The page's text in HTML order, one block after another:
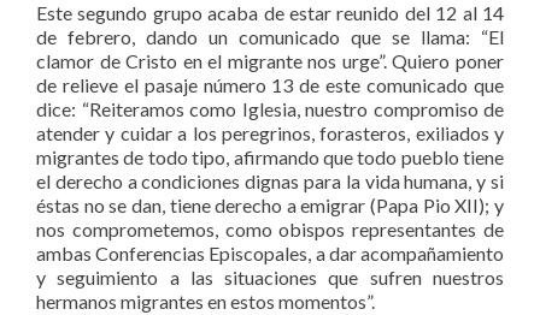
Este segundo grupo acaba de estar reunido del 12 al 14
de febrero, dando un comunicado que se llama: “El
clamor de Cristo en el migrante nos urge”. Quiero poner
de relieve el pasaje número 13 de este comunicado que
dice: “Reiteramos como Iglesia, nuestro compromiso de
atender y cuidar a los peregrinos, forasteros, exiliados y
migrantes de todo tipo, afirmando que todo pueblo tiene
el derecho a condiciones dignas para la vida humana, y si
éstas no se dan, tiene derecho a emigrar (Papa Pio XII); y
nos comprometemos, como obispos representantes de
ambas Conferencias Episcopales, a dar acompañamiento
y seguimiento a las situaciones que sufren nuestros
hermanos migrantes en estos momentos”.